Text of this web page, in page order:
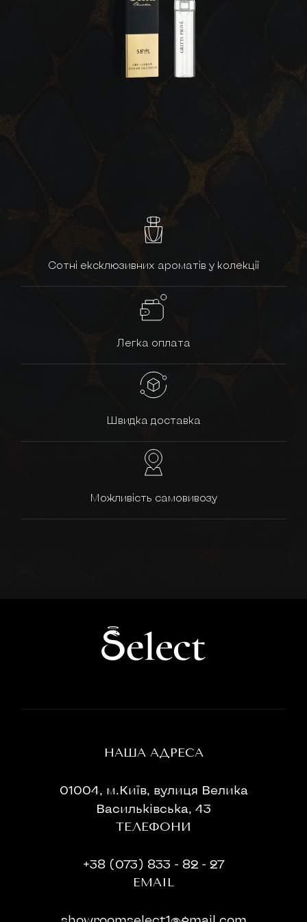
Сотні ексклюзивних ароматів у колекції
Легка оплата
Швидка доставка
Можливість самовивозу
НАША АДРЕСА
01004, м.Київ, вулиця Велика
Васильківська, 43
ТЕЛЕФОНИ
+38 (073) 833 - 82 - 27
EMAIL